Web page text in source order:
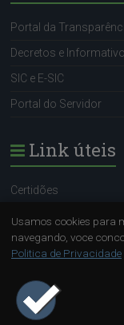
Portal da
Decretos e
SIC e E-SIC
Portal do Servidor
Link úteis
Certidões
Portal do Servidor
SIC e E-SIC
Usamos cookies para
navegando, voce
Politica de Privacidade